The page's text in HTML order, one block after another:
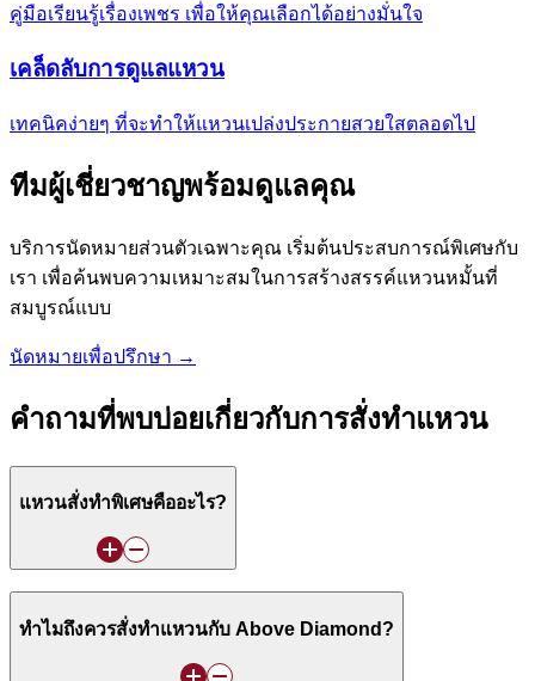
คู่มือเรียนรู้เรื่องเพชร เพื่อให้คุณเลือกได้อย่างมั่นใจ
เคล็ดลับการดูแลแหวน
เทคนิคง่ายๆ ที่จะทำให้แหวนเปล่งประกายสวยใสตลอดไป
ทีมผู้เชี่ยวชาญพร้อมดูแลคุณ
บริการนัดหมายส่วนตัวเฉพาะคุณ เริ่มต้นประสบการณ์พิเศษกับ
เรา เพื่อค้นพบความเหมาะสมในการสร้างสรรค์แหวนหมั้นที่
สมบูรณ์แบบ
นัดหมายเพื่อปรึกษา →
คำถามที่พบบ่อยเกี่ยวกับการสั่งทำแหวน
แหวนสั่งทำพิเศษคืออะไร?
ทำไมถึงควรสั่งทำแหวนกับ Above Diamond?